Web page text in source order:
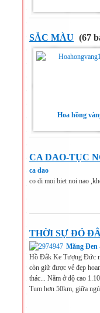
SẮC MÀU (67
Hoa hồng
CA DAO-TỤC
ca dao
co di moi biet noi nao
THỜI SỰ ĐÓ
Măng
Hồ Đắk Ke Tượng Đức
còn giữ được vẻ đẹp
thác... Nằm ở độ cao
Tum hơn 50km, giữa